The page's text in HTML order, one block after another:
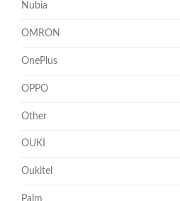
Nubia
OMRON
OnePlus
OPPO
Other
OUKI
Oukitel
Palm